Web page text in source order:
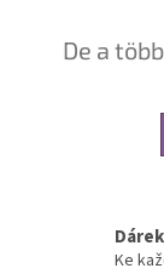
De a
Ke